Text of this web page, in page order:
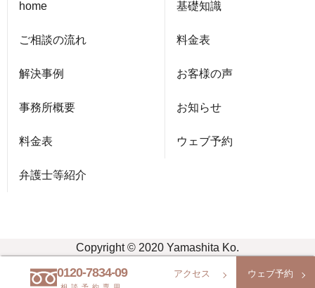
home
ご相談の流れ
解決事例
事務所概要
料金表
弁護士等紹介
基礎知識
料金表
お客様の声
お知らせ
ウェブ予約
Copyright © 2020 Yamashita Ko.
0120-7834-09 アクセス ウェブ予約